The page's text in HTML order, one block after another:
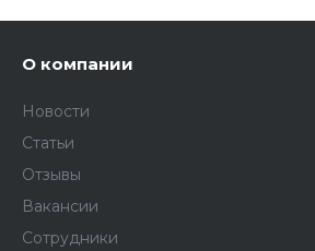
О компании
Новости
Статьи
Отзывы
Вакансии
Сотрудники